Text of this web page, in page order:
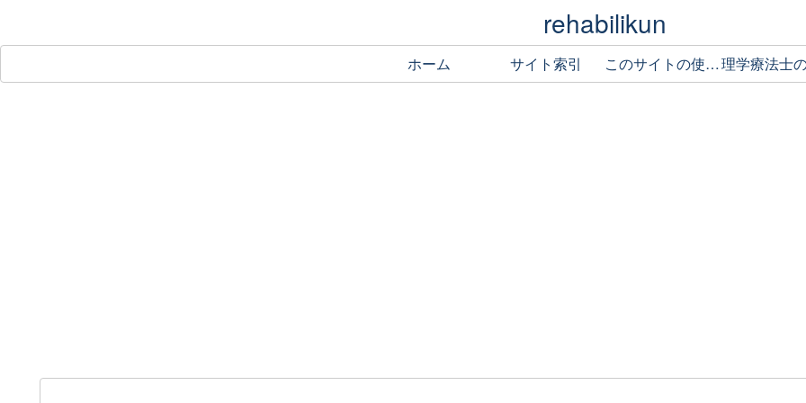
rehabilikun
ホーム サイト索引 このサイトの使い方